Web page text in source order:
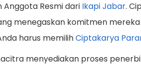
Resmi dari Ikapi Jabar.
menegaskan komitmen
harus memilihCiptakarya
menyediakan proses